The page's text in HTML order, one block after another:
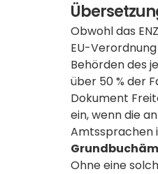
Obwohl das
EU-
Behörden des
über 50 % der
Dokument
ein, wenn die
Amtssprachen
Ohne eine